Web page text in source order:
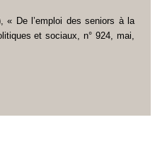
« De l’emploi des seniors à la
et sociaux , n° 924, mai,